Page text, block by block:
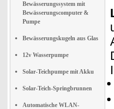
Bewässerungssystem mit
Bewässerungscomputer &
Pumpe
Bewässerungskugeln aus Glas
12v Wasserpumpe
Solar-Teichpumpe mit Akku
Solar-Teich-Springbrunnen
Automatische WLAN-